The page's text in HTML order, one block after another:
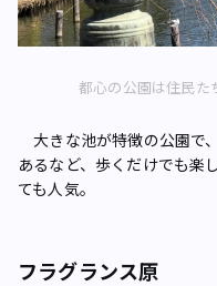
都心の公園は住民た
大きな池が特徴の公園で
あるなど、歩くだけでも楽
ても人気。
フラグランス原